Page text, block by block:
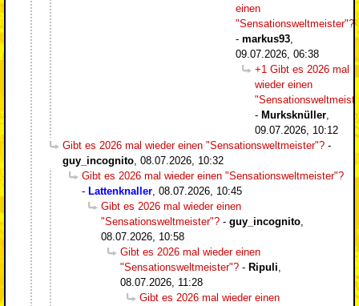
einen
"Sensationsweltmeister"?
- markus93
09.07.2026, 06:38
+1 Gibt es 2026 mal
wieder einen
- Murksknüller
09.07.2026, 10:12
Gibt es 2026 mal wieder einen "Sensationsweltmeister"? -
guy_incognito 08.07.2026, 10:32
Gibt es 2026 mal wieder einen "Sensationsweltmeister"?
- Lattenknaller 08.07.2026, 10:45
Gibt es 2026 mal wieder einen
"Sensationsweltmeister"? - guy_incognito
08.07.2026, 10:58
Gibt es 2026 mal wieder einen
"Sensationsweltmeister"? - Ripuli
08.07.2026, 11:28
Gibt es 2026 mal wieder einen